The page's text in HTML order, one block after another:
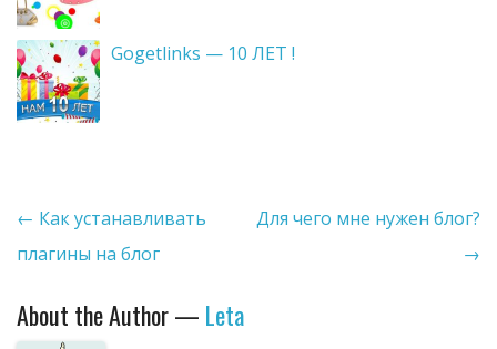
Gogetlinks — 10 ЛЕТ !
Post navigation
← Как устанавливать
плагины на блог
Для чего мне нужен блог?
→
About the Author — Leta